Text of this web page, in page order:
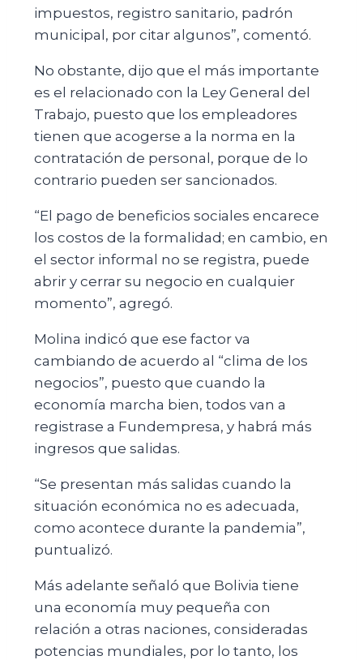
impuestos, registro sanitario, padrón
municipal, por citar algunos”, comentó.
No obstante, dijo que el más importante
es el relacionado con la Ley General del
Trabajo, puesto que los empleadores
tienen que acogerse a la norma en la
contratación de personal, porque de lo
contrario pueden ser sancionados.
“El pago de beneficios sociales encarece
los costos de la formalidad; en cambio, en
el sector informal no se registra, puede
abrir y cerrar su negocio en cualquier
momento”, agregó.
Molina indicó que ese factor va
cambiando de acuerdo al “clima de los
negocios”, puesto que cuando la
economía marcha bien, todos van a
registrase a Fundempresa, y habrá más
ingresos que salidas.
“Se presentan más salidas cuando la
situación económica no es adecuada,
como acontece durante la pandemia”,
puntualizó.
Más adelante señaló que Bolivia tiene
una economía muy pequeña con
relación a otras naciones, consideradas
potencias mundiales, por lo tanto, los